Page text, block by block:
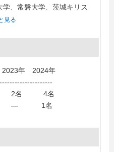
、常磐大学、茨城キリス
校、茨城女子短期大学、
見る
年 2024年
名 4名
― 1名